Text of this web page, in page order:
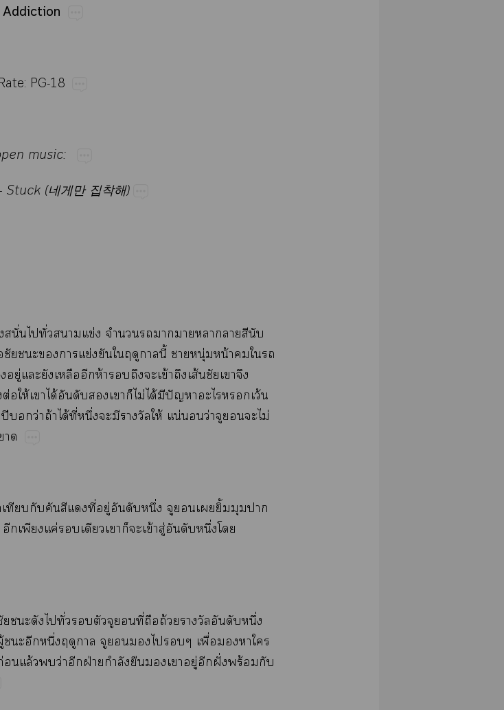
Addiction
Rate:​PG-18
네게만​집착해)
​​ั่​​ข่ ​​​​​​​​
​​​​​ข่​​​​​ี้​​ุ่​น้​​​​
​​​​​ห้​​​​ข้​​ส้​​​​
​ให้​​ได้​​​​​​ไม่​ได้​​ปั​​​ว้​
ว่​ถ้​ได้​ี่​ึ่​​​​ให้​น่​​ว่​​​​ไม่​
​ู่​​​ึ่​​​​ิ้​​​
ค่​​​​​​ข้​ู่​​​ึ่​​
​​​​​ี่​​ถ้​​​​ึ่​
​​​ึ่​​​​​​​​ื่​​​​
ล้​​ว่​​ฝ่​ำ​​​​ู่​​ฝั่​ร้​​